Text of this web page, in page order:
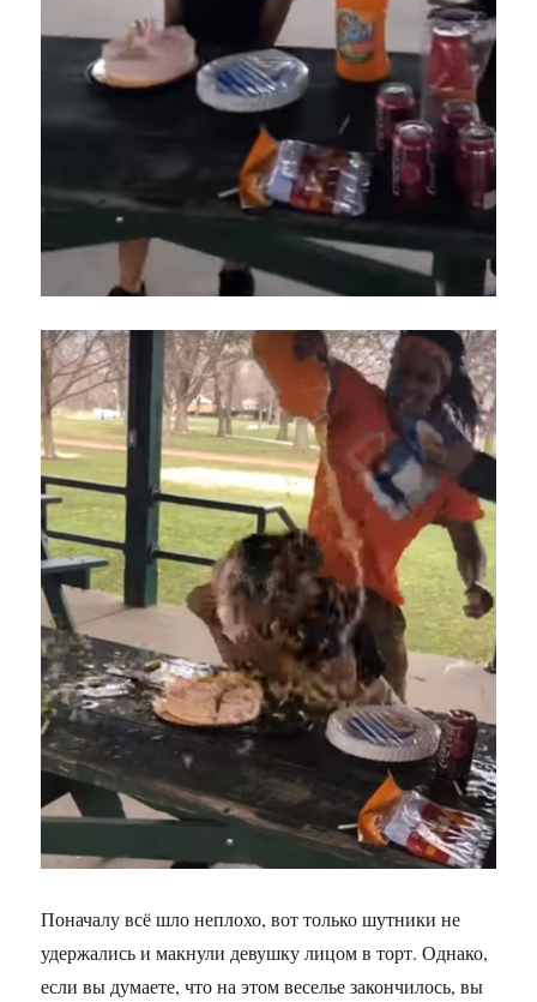
Поначалу всё шло неплохо, вот только шутники не
удержались и макнули девушку лицом в торт. Однако,
если вы думаете, что на этом веселье закончилось, вы